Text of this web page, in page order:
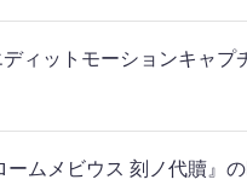
ィットモーションキャプ
ムメビウス 刻ノ代贖』